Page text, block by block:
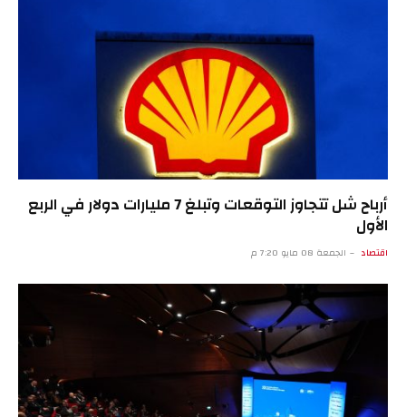
أرباح شل تتجاوز التوقعات وتبلغ 7 مليارات دولار في الربع
الأول
اقتصاد الجمعة 08 مايو 7:20 م